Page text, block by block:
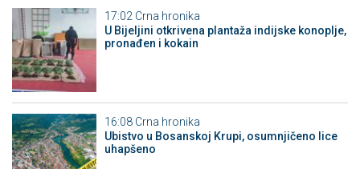
17:02 Crna hronika
​U Bijeljini otkrivena plantaža indijske konoplje,
pronađen i kokain
16:08 Crna hronika
Ubistvo u Bosanskoj Krupi, osumnjičeno lice
uhapšeno